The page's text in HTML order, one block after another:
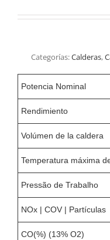
Potencia Nominal
Rendimiento
Volúmen de la caldera
Temperatura máxima
Pressão de Trabalho
NOx | COV | Partículas
CO(%) (13% O2)
Categorías:Calderas,